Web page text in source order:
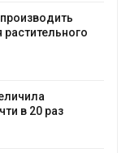
Изменение климата
бабочек по всему
установки
бизнеса